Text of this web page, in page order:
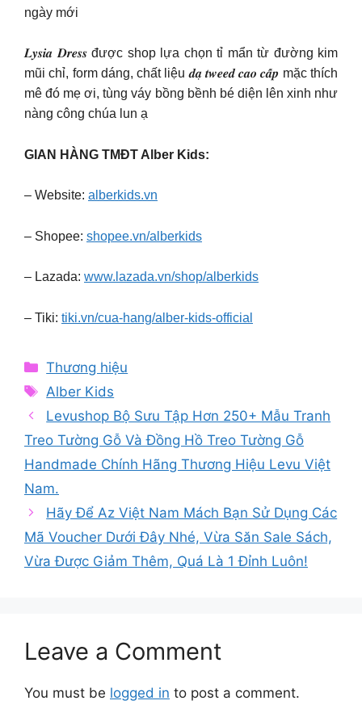
ngày mới
𝑳𝒚𝒔𝒊𝒂 𝑫𝒓𝒆𝒔𝒔 được shop lựa chọn tỉ mẩn từ đường kim
mũi chỉ, form dáng, chất liệu 𝒅𝒂̣ 𝒕𝒘𝒆𝒆𝒅 𝒄𝒂𝒐 𝒄𝒂̂́𝒑 mặc thích
mê đó mẹ ơi, tùng váy bồng bềnh bé diện lên xinh như
nàng công chúa lun ạ
GIAN HÀNG TMĐT Alber Kids:
– Website: alberkids.vn
– Shopee: shopee.vn/alberkids
– Lazada: www.lazada.vn/shop/alberkids
– Tiki: tiki.vn/cua-hang/alber-kids-official
Categories
Thương hiệu
Tags
Alber Kids
Levushop Bộ Sưu Tập Hơn 250+ Mẫu Tranh
Treo Tường Gỗ Và Đồng Hồ Treo Tường Gỗ
Handmade Chính Hãng Thương Hiệu Levu Việt
Nam.
Hãy Để Az Việt Nam Mách Bạn Sử Dụng Các
Mã Voucher Dưới Đây Nhé, Vừa Săn Sale Sách,
Vừa Được Giảm Thêm, Quá Là 1 Đỉnh Luôn!
Leave a Comment
You must be logged in to post a comment.